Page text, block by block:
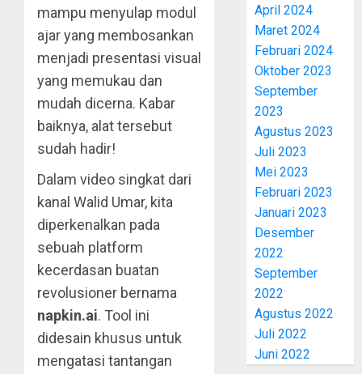
mampu menyulap modul
ajar yang membosankan
menjadi presentasi visual
yang memukau dan
mudah dicerna. Kabar
baiknya, alat tersebut
sudah hadir!
Dalam video singkat dari
kanal Walid Umar, kita
diperkenalkan pada
sebuah platform
kecerdasan buatan
revolusioner bernama
napkin.ai. Tool ini
didesain khusus untuk
mengatasi tantangan
April 2024
Maret 2024
Februari 2024
Oktober 2023
September
2023
Agustus 2023
Juli 2023
Mei 2023
Februari 2023
Januari 2023
Desember
2022
September
2022
Agustus 2022
Juli 2022
Juni 2022